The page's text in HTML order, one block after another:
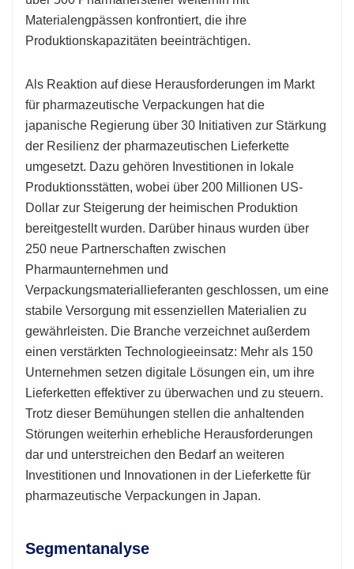
Materialengpässen konfrontiert, die ihre
Produktionskapazitäten beeinträchtigen.
Als Reaktion auf diese Herausforderungen im Markt
für pharmazeutische Verpackungen hat die
japanische Regierung über 30 Initiativen zur Stärkung
der Resilienz der pharmazeutischen Lieferkette
umgesetzt. Dazu gehören Investitionen in lokale
Produktionsstätten, wobei über 200 Millionen US-
Dollar zur Steigerung der heimischen Produktion
bereitgestellt wurden. Darüber hinaus wurden über
250 neue Partnerschaften zwischen
Pharmaunternehmen und
Verpackungsmateriallieferanten geschlossen, um eine
stabile Versorgung mit essenziellen Materialien zu
gewährleisten. Die Branche verzeichnet außerdem
einen verstärkten Technologieeinsatz: Mehr als 150
Unternehmen setzen digitale Lösungen ein, um ihre
Lieferketten effektiver zu überwachen und zu steuern.
Trotz dieser Bemühungen stellen die anhaltenden
Störungen weiterhin erhebliche Herausforderungen
dar und unterstreichen den Bedarf an weiteren
Investitionen und Innovationen in der Lieferkette für
pharmazeutische Verpackungen in Japan.
Segmentanalyse